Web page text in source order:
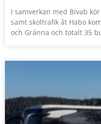
I samverkan med Bivab
samt skoltrafik åt Habo
och Gränna och totalt 35